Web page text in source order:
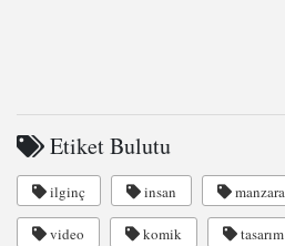
Etiket Bulutu
ilginç insan manzara
video komik tasarım